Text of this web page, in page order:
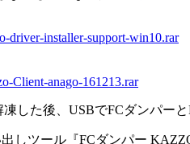
driver-installer-support-win10.rar
Client-anago-161213.rar
した後、USBでFCダンパー